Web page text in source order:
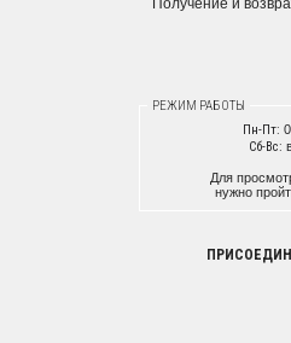
Получение и
РЕЖИМ РАБОТЫ
Пн-Пт:
Сб-Вс:
Для
нужно